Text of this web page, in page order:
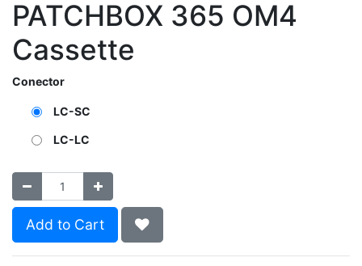
PATCHBOX 365 OM4
Cassette
Conector
LC-SC
LC-LC
Add to Cart